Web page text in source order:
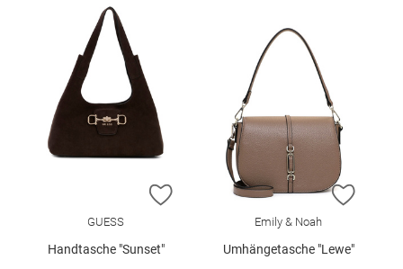
ZUR WUNSCHLISTE HINZUFÜGEN
GUESS
Handtasche "Sunset"
ZUR
Emily & Noah
Umhängetasche "Lewe"